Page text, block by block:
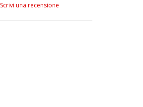
Scrivi una recensione